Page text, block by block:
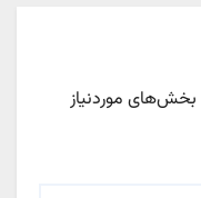
بخش‌های موردنیاز